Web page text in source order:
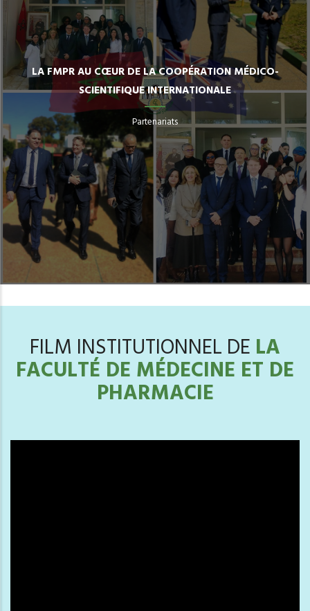
LA FMPR AU CŒUR DE LA COOPÉRATION MÉDICO-
SCIENTIFIQUE INTERNATIONALE
Partenariats
FILM INSTITUTIONNEL DE LA
FACULTÉ DE MÉDECINE ET DE
PHARMACIE